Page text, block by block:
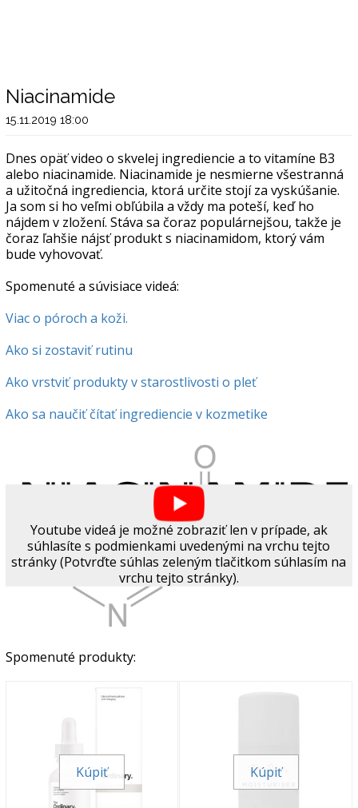
Niacinamide
15.11.2019 18:00
Dnes opäť video o skvelej ingrediencie a to vitamíne B3
alebo niacinamide. Niacinamide je nesmierne všestranná
a užitočná ingrediencia, ktorá určite stojí za vyskúšanie.
Ja som si ho veľmi obľúbila a vždy ma poteší, keď ho
nájdem v zložení. Stáva sa čoraz populárnejšou, takže je
čoraz ľahšie nájsť produkt s niacinamidom, ktorý vám
bude vyhovovať.
Spomenuté a súvisiace videá:
Viac o póroch a koži.
Ako si zostaviť rutinu
Ako vrstviť produkty v starostlivosti o pleť
Ako sa naučiť čítať ingrediencie v kozmetike
Youtube videá je možné zobraziť len v prípade, ak
súhlasíte s podmienkami uvedenými na vrchu tejto
stránky (Potvrďte súhlas zeleným tlačitkom súhlasím na
vrchu tejto stránky).
Spomenuté produkty:
Kúpiť Kúpiť